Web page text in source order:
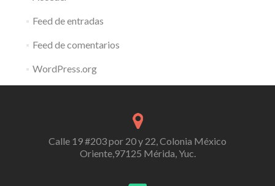
Feed de entradas
Feed de comentarios
WordPress.org
Calle 19 #203 por 20 y 22, Colonia México
Oriente,97125 Mérida, Yuc.